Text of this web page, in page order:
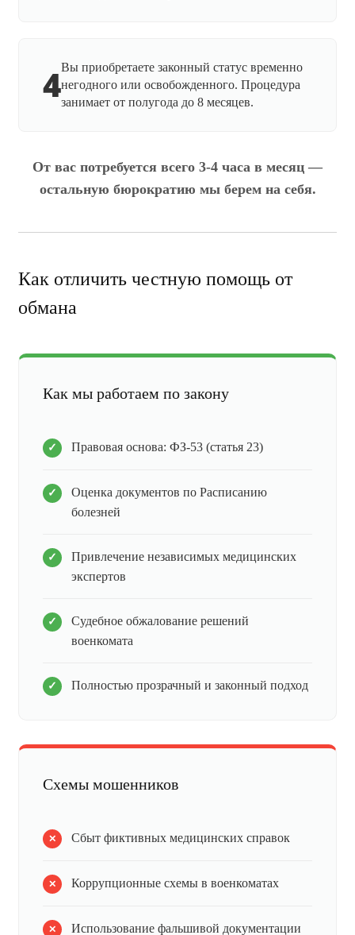
4Вы приобретаете законный статус временно
негодного или освобожденного. Процедура
занимает от полугода до 8 месяцев.
От вас потребуется всего 3-4 часа в месяц —
остальную бюрократию мы берем на себя.
Как отличить честную помощь от
обмана
Как мы работаем по закону
Правовая основа: ФЗ-53 (статья 23)
Оценка документов по Расписанию
болезней
Привлечение независимых медицинских
экспертов
Судебное обжалование решений
военкомата
Полностью прозрачный и законный подход
Схемы мошенников
Сбыт фиктивных медицинских справок
Коррупционные схемы в военкоматах
Использование фальшивой документации